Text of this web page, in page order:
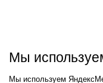
Мы
Мы используем